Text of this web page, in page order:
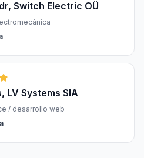
Switch Electric OÜ
LV Systems SIA
/ desarrollo web